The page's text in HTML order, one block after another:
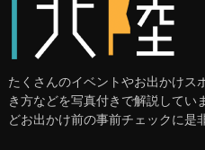
たくさんのイベントやお出かけス
き方などを写真付きで解説してい
どお出かけ前の事前チェックに是